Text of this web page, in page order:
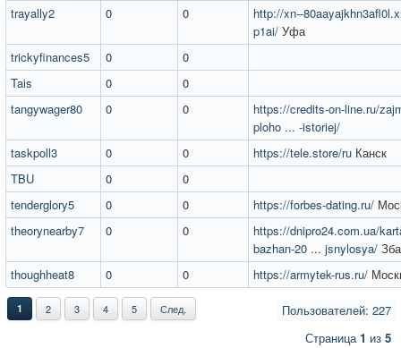
trayally2
0 0
http://xn--
p1ai/ Уфа
trickyfinances5
0
0
Tais
0
0
tangywager80
0 0
https://credits-on-line.ru/
ploho ... -istoriej/
taskpoll3
0 0 https://tele.store/ru Канск
TBU
0
0
tenderglory5
0 0 https://forbes-dating.ru/
theorynearby7
0 0
https://dnipro24.com.ua/
bazhan-20 ... jsnylosya/
thoughheat8
0 0 https://armytek-rus.ru/
Пользователей: 227
1 2 3 4 5 След.
Страница1 из 5